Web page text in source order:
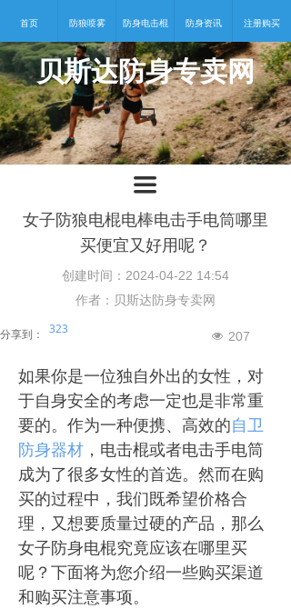
贝斯达防身专卖网
首页 防狼喷雾 防身电击棍 防身资讯 注册购买
넡
女子防狼电棍电棒电击手电筒哪里
买便宜又好用呢？
如果你是一位独自外出的女性，对
于自身安全的考虑一定也是非常重
要的。作为一种便携、高效的自卫
防身器材 ，电击棍或者电击手电筒
成为了很多女性的首选。然而在购
买的过程中，我们既希望价格合
理，又想要质量过硬的产品，那么
女子防身电棍究竟应该在哪里买
呢？下面将为您介绍一些购买渠道
和购买注意事项。
넶 207
分享到： 323
创建时间： 2024-04-22 14:54
作者：贝斯达防身专卖网
끀